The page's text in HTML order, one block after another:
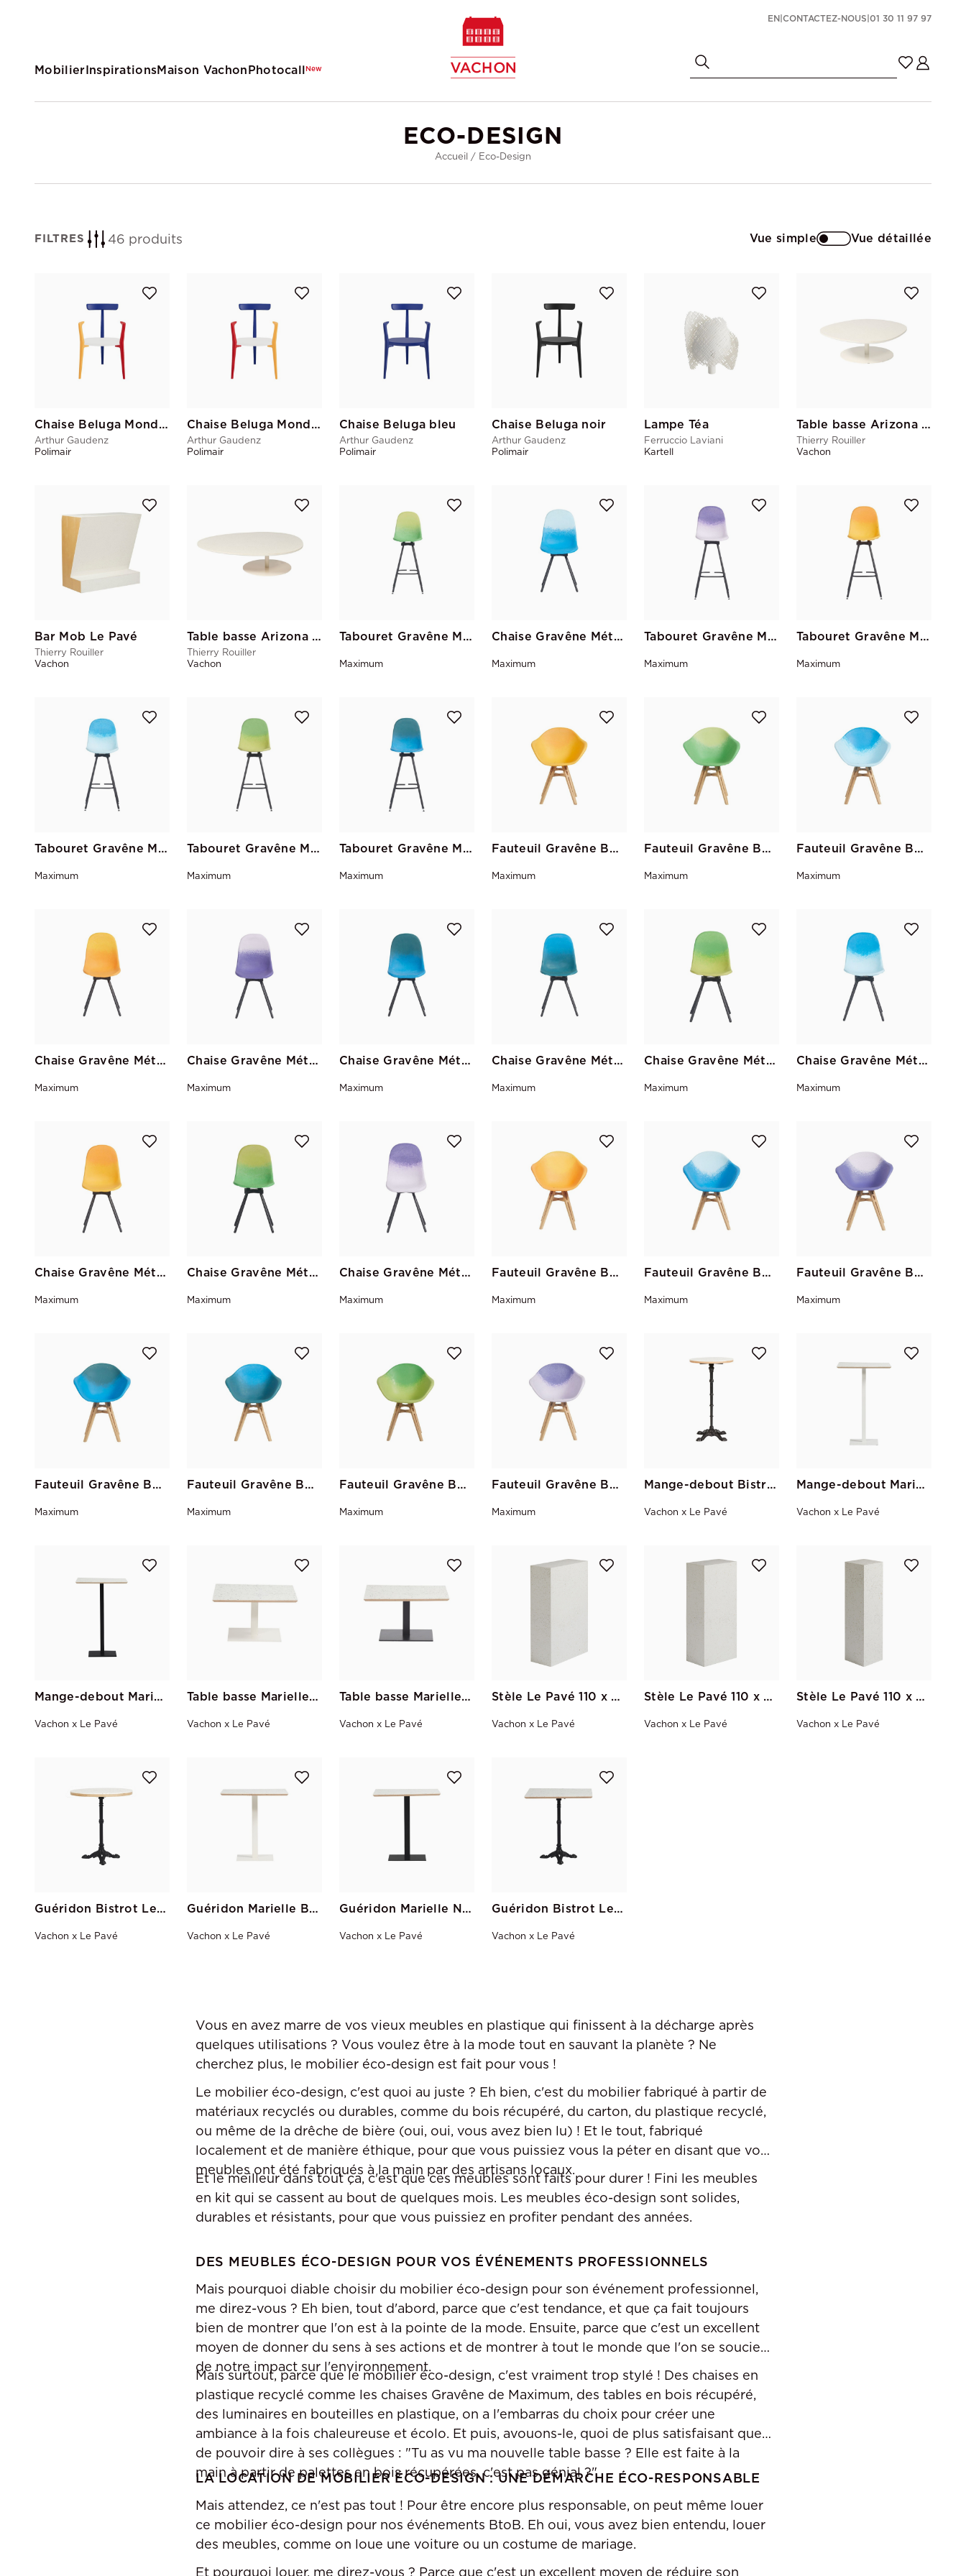
MobilierInspirationsMaison VachonPhotocallNew
EN CONTACTEZ-NOUS 01 30 11 97 97
ECO-DESIGN
Accueil / Eco-Design
FILTRES 46 produits Vue simple Vue détaillée
Chaise Beluga Mondrian jaune rouge
Arthur Gaudenz
Polimair
Chaise Beluga Mondrian rouge jaune
Arthur Gaudenz
Polimair
Chaise Beluga bleu
Arthur Gaudenz
Polimair
Chaise Beluga noir
Arthur Gaudenz
Polimair
Lampe Téa
Ferruccio Laviani
Kartell
Table basse Arizona Le Pavé PM
Thierry Rouiller
Vachon
Bar Mob Le Pavé
Thierry Rouiller
Vachon
Table basse Arizona Le Pavé GM
Thierry Rouiller
Vachon
Tabouret Gravêne Métal Vert-Pistache
Maximum
Chaise Gravêne Métal Bleu-Ciel
Maximum
Tabouret Gravêne Métal Parme-Violet
Maximum
Tabouret Gravêne Métal Citron-Jaune
Maximum
Tabouret Gravêne Métal Ciel-Bleu
Maximum
Tabouret Gravêne Métal Pistache-Vert
Maximum
Tabouret Gravêne Métal Bleu-Canard
Maximum
Fauteuil Gravêne Bois Citron-Jaune
Maximum
Fauteuil Gravêne Bois Vert-Pistache
Maximum
Fauteuil Gravêne Bois Ciel-Bleu
Maximum
Chaise Gravêne Métal Jaune-Citron
Maximum
Chaise Gravêne Métal Violet-Parme
Maximum
Chaise Gravêne Métal Bleu-Canard
Maximum
Chaise Gravêne Métal Canard-Bleu
Maximum
Chaise Gravêne Métal Pistache-Vert
Maximum
Chaise Gravêne Métal Ciel-Bleu
Maximum
Chaise Gravêne Métal Citron-Jaune
Maximum
Chaise Gravêne Métal Vert-Pistache
Maximum
Chaise Gravêne Métal Parme-Violet
Maximum
Fauteuil Gravêne Bois Jaune-Citron
Maximum
Fauteuil Gravêne Bois Bleu-Ciel
Maximum
Fauteuil Gravêne Bois Violet-Parme
Maximum
Fauteuil Gravêne Bois Bleu-Canard
Maximum
Fauteuil Gravêne Bois Canard-Bleu
Maximum
Fauteuil Gravêne Bois Pistache-Vert
Maximum
Fauteuil Gravêne Bois Parme-Violet
Maximum
Mange-debout Bistrot Le Pavé
Vachon x Le Pavé
Mange-debout Marielle Blanc Le Pavé 70*70
Vachon x Le Pavé
Mange-debout Marielle Noir Le Pavé 70 x 70
Vachon x Le Pavé
Table basse Marielle Blanc Le Pavé 70 x 70
Vachon x Le Pavé
Table basse Marielle Noir Le Pavé 70 x 70
Vachon x Le Pavé
Stèle Le Pavé 110 x 70 x 30
Vachon x Le Pavé
Stèle Le Pavé 110 x 50 x 30
Vachon x Le Pavé
Stèle Le Pavé 110 x 30 x 30
Vachon x Le Pavé
Guéridon Bistrot Le Pavé
Vachon x Le Pavé
Guéridon Marielle Blanc Le Pavé 70*70
Vachon x Le Pavé
Guéridon Marielle Noir Le Pavé 70*70
Vachon x Le Pavé
Guéridon Bistrot Le Pavé Carré
Vachon x Le Pavé
Vous en avez marre de vos vieux meubles en plastique qui finissent à la décharge après
quelques utilisations ? Vous voulez être à la mode tout en sauvant la planète ? Ne
cherchez plus, le mobilier éco-design est fait pour vous !
Le mobilier éco-design, c'est quoi au juste ? Eh bien, c'est du mobilier fabriqué à partir de
matériaux recyclés ou durables, comme du bois récupéré, du carton, du plastique recyclé,
ou même de la drêche de bière (oui, oui, vous avez bien lu) ! Et le tout, fabriqué
localement et de manière éthique, pour que vous puissiez vous la péter en disant que vos
meubles ont été fabriqués à la main par des artisans locaux.
Et le meilleur dans tout ça, c'est que ces meubles sont faits pour durer ! Fini les meubles
en kit qui se cassent au bout de quelques mois. Les meubles éco-design sont solides,
durables et résistants, pour que vous puissiez en profiter pendant des années.
DES MEUBLES ÉCO-DESIGN POUR VOS ÉVÉNEMENTS PROFESSIONNELS
Mais pourquoi diable choisir du mobilier éco-design pour son événement professionnel,
me direz-vous ? Eh bien, tout d'abord, parce que c'est tendance, et que ça fait toujours
bien de montrer que l'on est à la pointe de la mode. Ensuite, parce que c'est un excellent
moyen de donner du sens à ses actions et de montrer à tout le monde que l'on se soucie
de notre impact sur l'environnement.
Mais surtout, parce que le mobilier éco-design, c'est vraiment trop stylé ! Des chaises en
plastique recyclé comme les chaises Gravêne de Maximum, des tables en bois récupéré,
des luminaires en bouteilles en plastique, on a l'embarras du choix pour créer une
ambiance à la fois chaleureuse et écolo. Et puis, avouons-le, quoi de plus satisfaisant que
de pouvoir dire à ses collègues : "Tu as vu ma nouvelle table basse ? Elle est faite à la
main à partir de palettes en bois récupérées, c'est pas génial ?"
LA LOCATION DE MOBILIER ÉCO-DESIGN : UNE DÉMARCHE ÉCO-RESPONSABLE
Mais attendez, ce n'est pas tout ! Pour être encore plus responsable, on peut même louer
ce mobilier éco-design pour nos événements BtoB. Eh oui, vous avez bien entendu, louer
des meubles, comme on loue une voiture ou un costume de mariage.
Et pourquoi louer, me direz-vous ? Parce que c'est un excellent moyen de réduire son